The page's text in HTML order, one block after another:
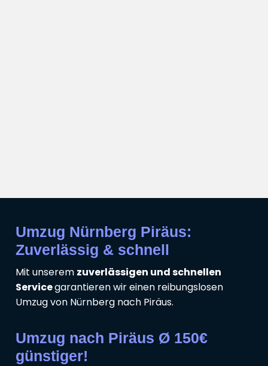
Umzug Nürnberg Piräus:
Zuverlässig & schnell
Mit unserem zuverlässigen und schnellen
Servicegarantieren wir einen reibungslosen
Umzug von Nürnberg nach Piräus.
Umzug nach Piräus Ø 150€
günstiger!